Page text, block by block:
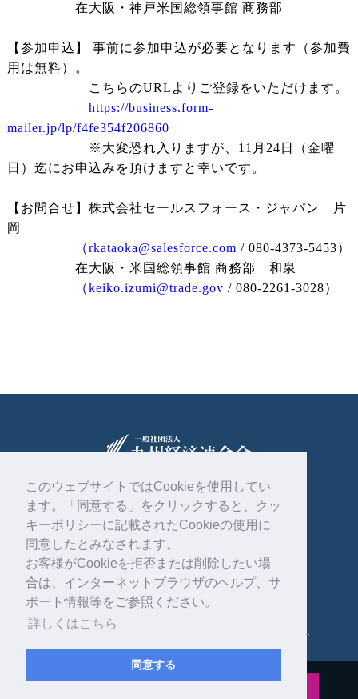
このウェブサイトではCookieを使用してい
ます。「同意する」をクリックすると、クッ
キーポリシーに記載されたCookieの使用に
同意したとみなされます。
お客様がCookieを拒否または削除したい場
合は、インターネットブラウザのヘルプ、サ
ポート情報等をご参照ください。
詳しくはこちら
同意する
在大阪・神戸米国総領事館 商務部
【参加申込】 事前に参加申込が必要となります（参加費
用は無料）。
こちらのURLよりご登録をいただけます。
https://business.form-
mailer.jp/lp/f4fe354f206860
※大変恐れ入りますが、11月24日（金曜
日）迄にお申込みを頂けますと幸いです。
【お問合せ】株式会社セールスフォース・ジャパン 片
岡
（rkataoka@salesforce.com / 080-4373-5453）
在大阪・米国総領事館 商務部 和泉
（keiko.izumi@trade.gov / 080-2261-3028）
〒810-0004
福岡市中央区渡辺通2丁目1番82号
092-761-4261
Copyright © 一般社団法人 九州経済連合会 . All rights reserved.